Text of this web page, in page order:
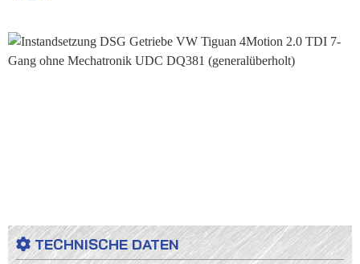
Bildergalerie überspringen
TECHNISCHE DATEN